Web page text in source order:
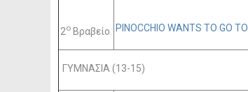
2οΒραβείο PINOCCHIO WANTS TO GO TO
ΓΥΜΝΑΣΙΑ (13-15)